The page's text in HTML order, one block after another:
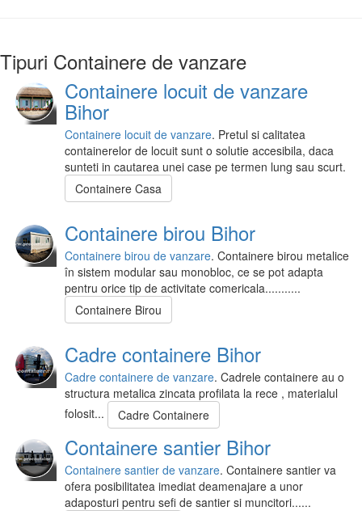
Tipuri Containere de vanzare
Containere locuit de vanzare
Bihor
Containere locuit de vanzare. Pretul si calitatea
containerelor de locuit sunt o solutie accesibila, daca
sunteti in cautarea unei case pe termen lung sau scurt.
Containere Casa
Containere birou Bihor
Containere birou de vanzare. Containere birou metalice
în sistem modular sau monobloc, ce se pot adapta
pentru orice tip de activitate comericala...........
Containere Birou
Cadre containere Bihor
Cadre containere de vanzare. Cadrele containere au o
structura metalica zincata profilata la rece , materialul
folosit...
Cadre Containere
Containere santier Bihor
Containere santier de vanzare. Containere santier va
ofera posibilitatea imediat deamenajare a unor
adaposturi pentru sefi de santier si muncitori......